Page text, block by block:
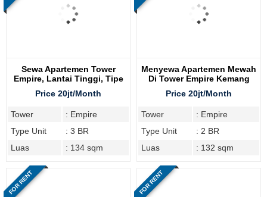
Sewa Apartemen Tower
Empire, Lantai Tinggi, Tipe
Price 20jt/Month
Tower
: Empire
Type Unit
: 3 BR
Luas
: 134 sqm
Menyewa Apartemen Mewah
Di Tower Empire Kemang
Price 20jt/Month
Tower
: Empire
Type Unit
: 2 BR
Luas
: 132 sqm
FOR RENT FOR RENT